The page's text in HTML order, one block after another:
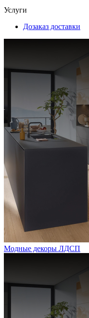
Услуги
Дозаказ доставки
Модные декоры ЛДСП